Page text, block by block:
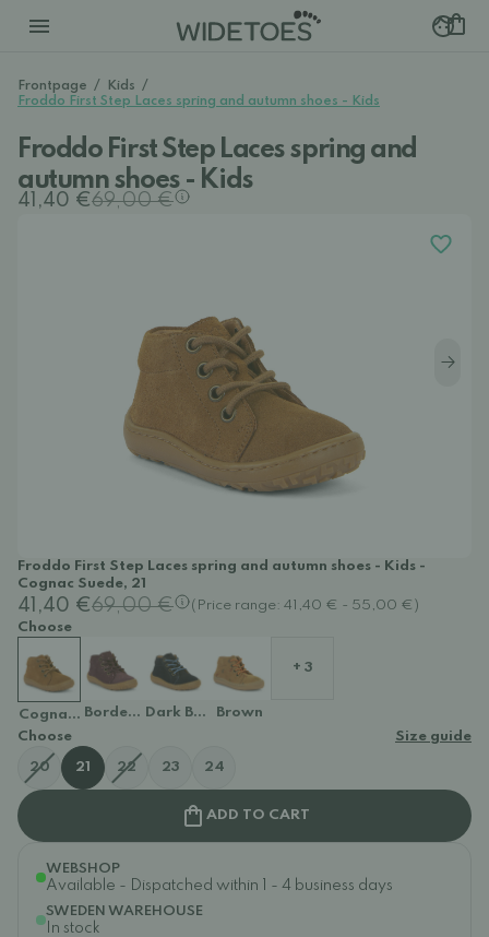
Frontpage / Kids /
Froddo First Step Laces spring and autumn shoes - Kids
Froddo First Step Laces spring and
autumn shoes - Kids
41,40 €69,00 €
Froddo First Step Laces spring and autumn shoes - Kids -
Cognac Suede, 21
41,40 €69,00 €
(Price range: 41,40 € - 55,00 €)
Choose
Cognac SuedeBordeaux +Dark Blue Brown
+ 3
Choose Size guide
20 21 22 23 24
ADD TO CART
WEBSHOP
Available - Dispatched within 1 - 4 business days
SWEDEN WAREHOUSE
In stock